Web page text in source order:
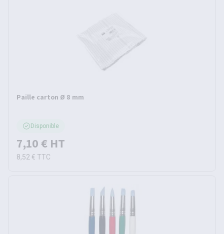
Paille carton Ø 8 mm
Disponible
7,10 € HT
8,52 € TTC